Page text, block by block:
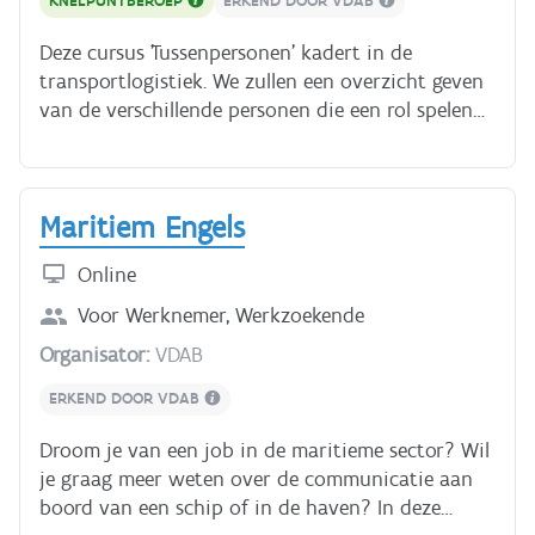
transporten te regelen. Je hebt ongeveer 3 uur
Deze cursus 'Tussenpersonen' kadert in de
transportlogistiek. We zullen een overzicht geven
van de verschillende personen die een rol spelen
hoofdstuk is een introductie over de verlader en
de vervoerder. Hierin zullen we ons toespitsen op
wegvervoer. - In het 2e hoofdstuk leer je drie
hoofdgroepen van tussenpersonen in het
transport. Dit hoofdstuk zal geen onderscheid
maken tussen de verschillende transportmodi. - In
bij specifieke transportmodi onder de loep. We
leiden je langs de belangrijkste tussenpersonen in
je opgedane kennis zelf kunt toepassen op het
luchtvervoer. - In het laatste hoofdstuk staan we
nog even stil bij organisaties en instanties die van
Maritiem Engels
Online
Voor Werknemer, Werkzoekende
Organisator:VDAB
ERKEND DOOR VDAB
Droom je van een job in de maritieme sector? Wil
je graag meer weten over de communicatie aan
boord van een schip of in de haven? In deze